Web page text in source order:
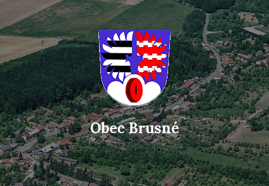
Obec Brusné